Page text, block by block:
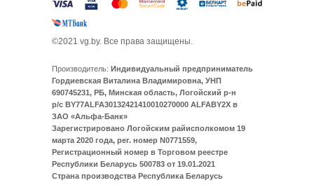
Производитель: Индивидуальный предприниматель
Гордиевская Виталина Владимировна, УНП
690745231, РБ, Минская область, Логойский р-н
р/с BY77ALFA30132421410010270000 ALFABY2X в
ЗАО «Альфа-Банк»
Зарегистрировано Логойским райисполкомом 19
марта 2020 года, рег. номер N0771559,
Регистрационный номер в Торговом реестре
Республики Беларусь 500783 от 19.01.2021
Страна производства Республика Беларусь
©2021 vg.by. Все права защищены.